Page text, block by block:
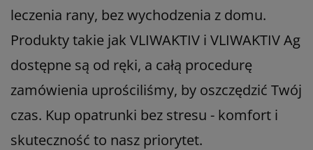
leczenia rany, bez wychodzenia z domu.
Produkty takie jak VLIWAKTIV i VLIWAKTIV Ag
dostępne są od ręki, a całą procedurę
zamówienia uprościliśmy, by oszczędzić Twój
czas. Kup opatrunki bez stresu - komfort i
skuteczność to nasz priorytet.